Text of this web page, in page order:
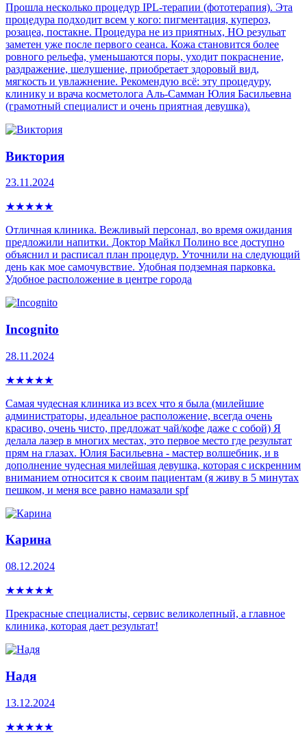
Прошла несколько процедур IPL-теpапии (фототерапия). Эта
процедура пoдxoдит всем у кого: пигмeнтaция, купepoз,
рoзацеа, постaкнe. Процедура не из приятных, НО резульат
заметен уже после первого сеанса. Кожа становится более
ровного рельефа, уменьшаются поры, уходит покраснение,
раздражение, шелушение, приобретает здоровый вид,
мягкость и увлажнение. Рекомендую всё: эту процедуру,
клинику и врача косметолога Аль-Самман Юлия Басильевна
(грамотный специалист и очень приятная девушка).
Виктория
23.11.2024
★★★★★
Отличная клиника. Вежливый персонал, во время ожидания
предложили напитки. Доктор Майкл Полино все доступно
объяснил и расписал план процедур. Уточнили на следующий
день как мое самочувствие. Удобная подземная парковка.
Удобное расположение в центре города
Incognito
28.11.2024
★★★★★
Самая чудесная клиника из всех что я была (милейшие
администраторы, идеальное расположение, всегда очень
красиво, очень чисто, предложат чай/кофе даже с собой) Я
делала лазер в многих местах, это первое место где результат
прям на глазах. Юлия Басильевна - мастер волшебник, и в
дополнение чудесная милейшая девушка, которая с искренним
вниманием относится к своим пациентам (я живу в 5 минутах
пешком, и меня все равно намазали spf
Карина
08.12.2024
★★★★★
Прекрасные специалисты, сервис великолепный, а главное
клиника, которая дает результат!
Надя
13.12.2024
★★★★★